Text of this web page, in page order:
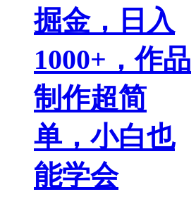
掘金，日入
1000+，作品
制作超简
单，小白也
能学会